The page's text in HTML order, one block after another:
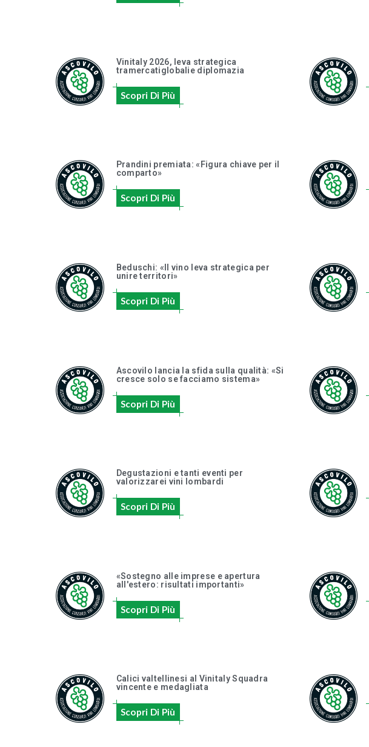
Vinitaly 2026, leva strategica
tramercatiglobalie diplomazia
Scopri Di Più
Prandini premiata: «Figura chiave per il
comparto»
Scopri Di Più
Beduschi: «Il vino leva strategica per
unire territori»
Scopri Di Più
Ascovilo lancia la sfida sulla qualità: «Si
cresce solo se facciamo sistema»
Scopri Di Più
Degustazioni e tanti eventi per
valorizzarei vini lombardi
Scopri Di Più
«Sostegno alle imprese e apertura
all'estero: risultati importanti»
Scopri Di Più
Calici valtellinesi al Vinitaly Squadra
vincente e medagliata
Scopri Di Più